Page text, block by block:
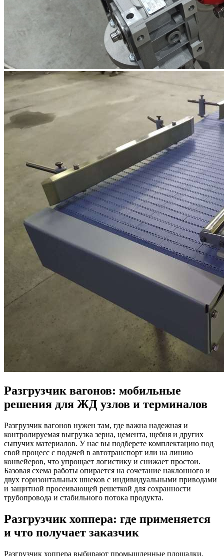
Разгрузчик вагонов: мобильные
решения для ЖД узлов и терминалов
Разгрузчик вагонов нужен там, где важна надежная и
контролируемая выгрузка зерна, цемента, щебня и других
сыпучих материалов. У нас вы подберете комплектацию под
свой процесс с подачей в автотранспорт или на линию
конвейеров, что упрощает логистику и снижает простои.
Базовая схема работы опирается на сочетание наклонного и
двух горизонтальных шнеков с индивидуальными приводами
и защитной просеивающей решеткой для сохранности
трубопровода и стабильного потока продукта.
Разгрузчик хоппера: где применяется
и что получает заказчик
Разгрузчик хоппера выбирают промышленные площадки,